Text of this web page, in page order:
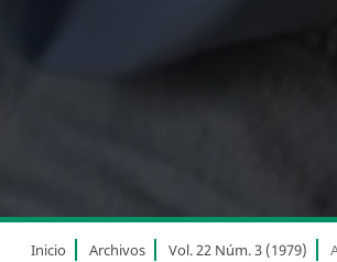
Inicio Archivos Vol. 22 Núm. 3 (1979)